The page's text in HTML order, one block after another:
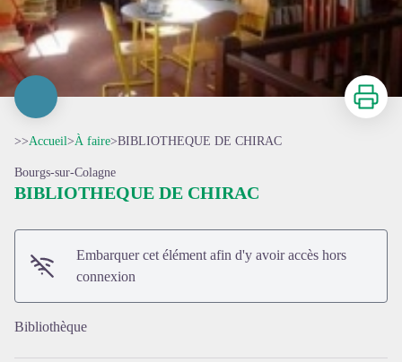
Voir l'image en plein écran
Imprimer
>>Accueil>À faire>BIBLIOTHEQUE DE CHIRAC
Bourgs-sur-Colagne
BIBLIOTHEQUE DE CHIRAC
Embarquer cet élément afin d'y avoir accès hors
connexion
Bibliothèque